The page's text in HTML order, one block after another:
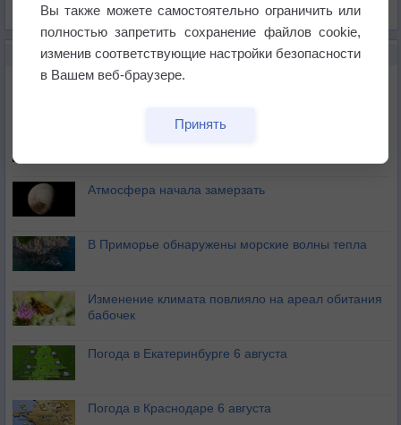
Список всех карт
НОВОЕ О ПОГОДЕ
Космическая погода влияет на транспорт
Приложение построит маршрут через тень
Атмосфера начала замерзать
В Приморье обнаружены морские волны тепла
Изменение климата повлияло на ареал обитания
бабочек
Погода в Екатеринбурге 6 августа
Погода в Краснодаре 6 августа
Вы также можете самостоятельно ограничить или
полностью запретить сохранение файлов cookie,
изменив соответствующие настройки безопасности
в Вашем веб-браузере.
Принять